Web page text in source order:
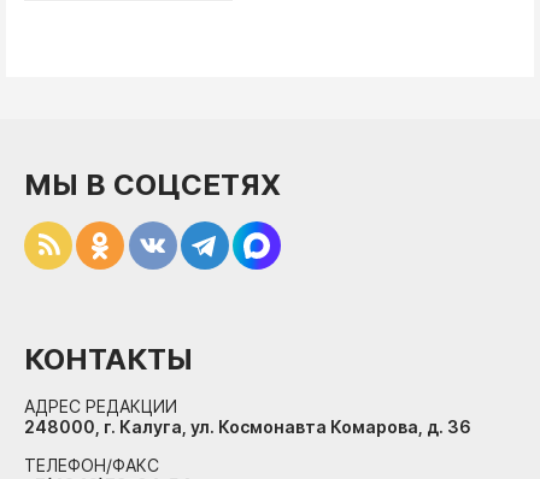
МЫ В СОЦСЕТЯХ
КОНТАКТЫ
АДРЕС РЕДАКЦИИ
248000, г. Калуга, ул. Космонавта Комарова, д. 36
ТЕЛЕФОН/ФАКС